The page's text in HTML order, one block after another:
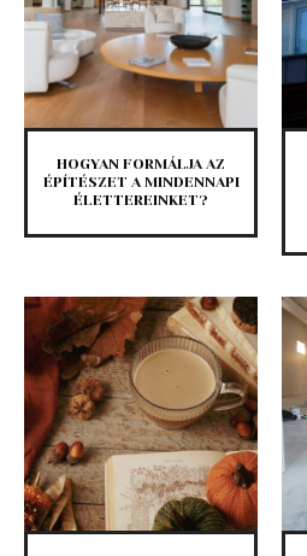
HOGYAN FORMÁLJA AZ
ÉPÍTÉSZET A MINDENNAPI
ÉLETTEREINKET?